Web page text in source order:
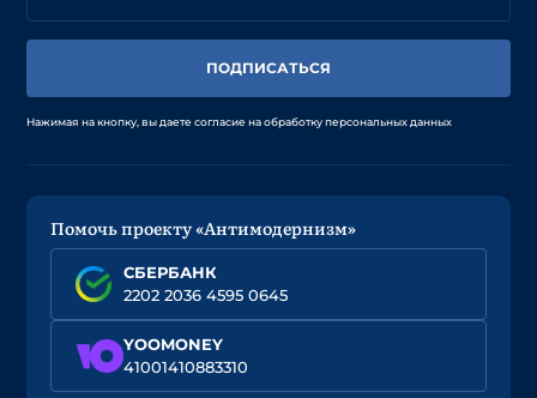
ПОДПИСАТЬСЯ
Нажимая на кнопку, вы даете согласие на обработку персональных данных
Помочь проекту «Антимодернизм»
СБЕРБАНК
2202 2036 4595 0645
YOOMONEY
41001410883310